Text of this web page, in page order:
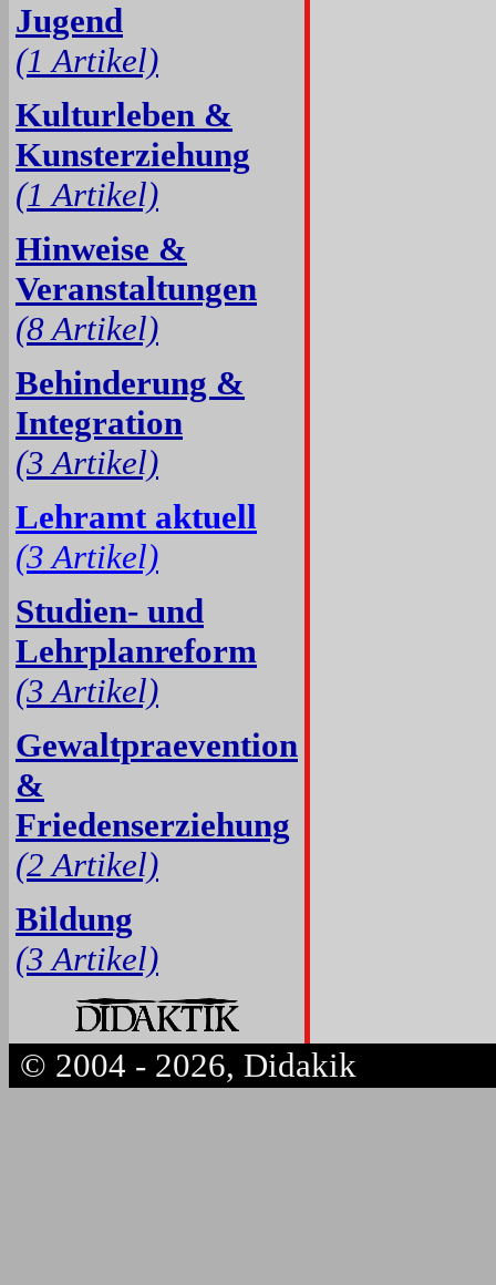
Jugend
(1 Artikel)
Kulturleben &
Kunsterziehung
(1 Artikel)
Hinweise &
Veranstaltungen
(8 Artikel)
Behinderung &
Integration
(3 Artikel)
Lehramt aktuell
(3 Artikel)
Studien- und
Lehrplanreform
(3 Artikel)
Gewaltpraevention
&
Friedenserziehung
(2 Artikel)
Bildung
(3 Artikel)
© 2004 - 2026, Didakik